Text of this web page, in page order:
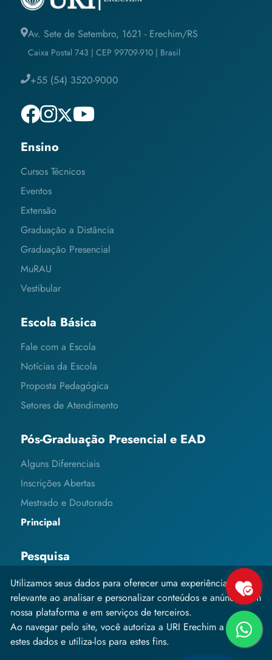
Av. Sete de Setembro, 1621 - Erechim/RS
Caixa Postal 743 | CEP 99709-910 | Brasil
+55 (54) 3520-9000
Ensino
Cursos Técnicos
Eventos
Extensão
Graduação a Distância
Graduação Presencial
MuRAU
Vestibular
Escola Básica
Fale com a Escola
Notícias da Escola
Proposta Pedagógica
Setores de Atendimento
Pós-Graduação Presencial e EAD
Alguns Diferenciais
Inscrições Abertas
Mestrado e Doutorado
Principal
Pesquisa
Editais e Informações
Grupos de Pesquisa
Pesquisa
Utilizamos seus dados para oferecer uma experiência mais
relevante ao analisar e personalizar conteúdos e anúncios em
nossa plataforma e em serviços de terceiros.
Ao navegar pelo site, você autoriza a URI Erechim a coletar
estes dados e utiliza-los para estes fins.